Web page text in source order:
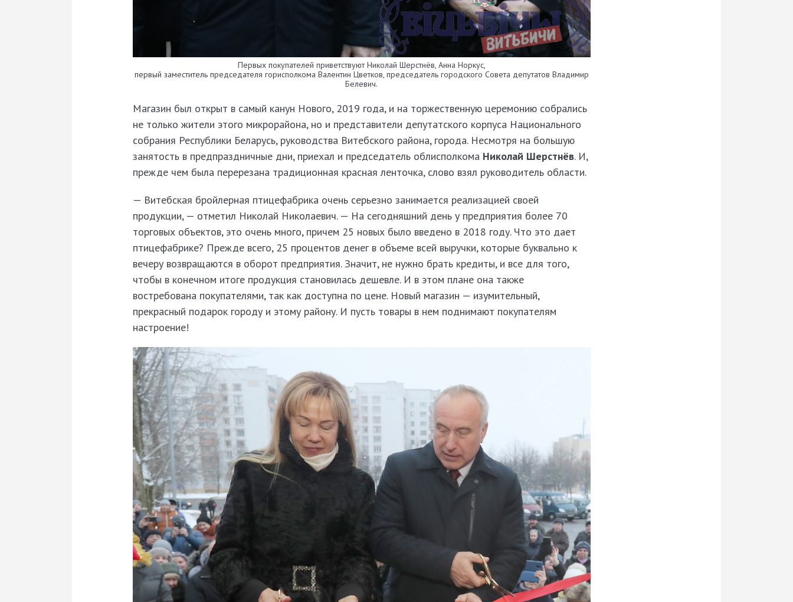
Первых покупателей приветствуют Николай Шерстнёв, Анна Норкус,
первый заместитель председателя горисполкома Валентин Цветков, председатель городского Совета депутатов Владимир
Белевич.
Магазин был открыт в самый канун Нового, 2019 года, и на торжественную церемонию собрались
не только жители этого микрорайона, но и представители депутатского корпуса Национального
собрания Республики Беларусь, руководства Витебского района, города. Несмотря на большую
занятость в предпраздничные дни, приехал и председатель облисполкома Николай Шерстнёв. И,
прежде чем была перерезана традиционная красная ленточка, слово взял руководитель области.
— Витебская бройлерная птицефабрика очень серьезно занимается реализацией своей
продукции, — отметил Николай Николаевич. — На сегодняшний день у предприятия более 70
торговых объектов, это очень много, причем 25 новых было введено в 2018 году. Что это дает
птицефабрике? Прежде всего, 25 процентов денег в объеме всей выручки, которые буквально к
вечеру возвращаются в оборот предприятия. Значит, не нужно брать кредиты, и все для того,
чтобы в конечном итоге продукция становилась дешевле. И в этом плане она также
востребована покупателями, так как доступна по цене. Новый магазин — изумительный,
прекрасный подарок городу и этому району. И пусть товары в нем поднимают покупателям
настроение!